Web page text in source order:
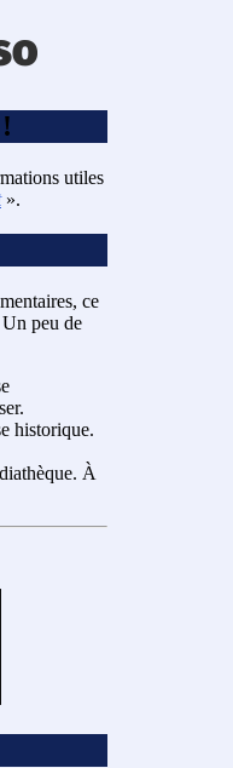
utiles
».
ce
peu de
historique.
À